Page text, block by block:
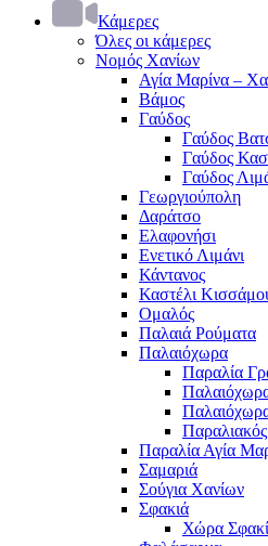
Κάμερες
Όλες οι κάμερες
Νομός Χανίων
Αγία Μαρίνα –
Βάμος
Γαύδος
Γαύδος
Γαύδος
Γαύδος
Γεωργιούπολη
Δαράτσο
Ελαφονήσι
Ενετικό Λιμάνι
Κάντανος
Καστέλι
Ομαλός
Παλαιά Ρούματα
Παλαιόχωρα
Παραλία
Παραλία Αγία
Σαμαριά
Σούγια Χανίων
Σφακιά
Χώρα